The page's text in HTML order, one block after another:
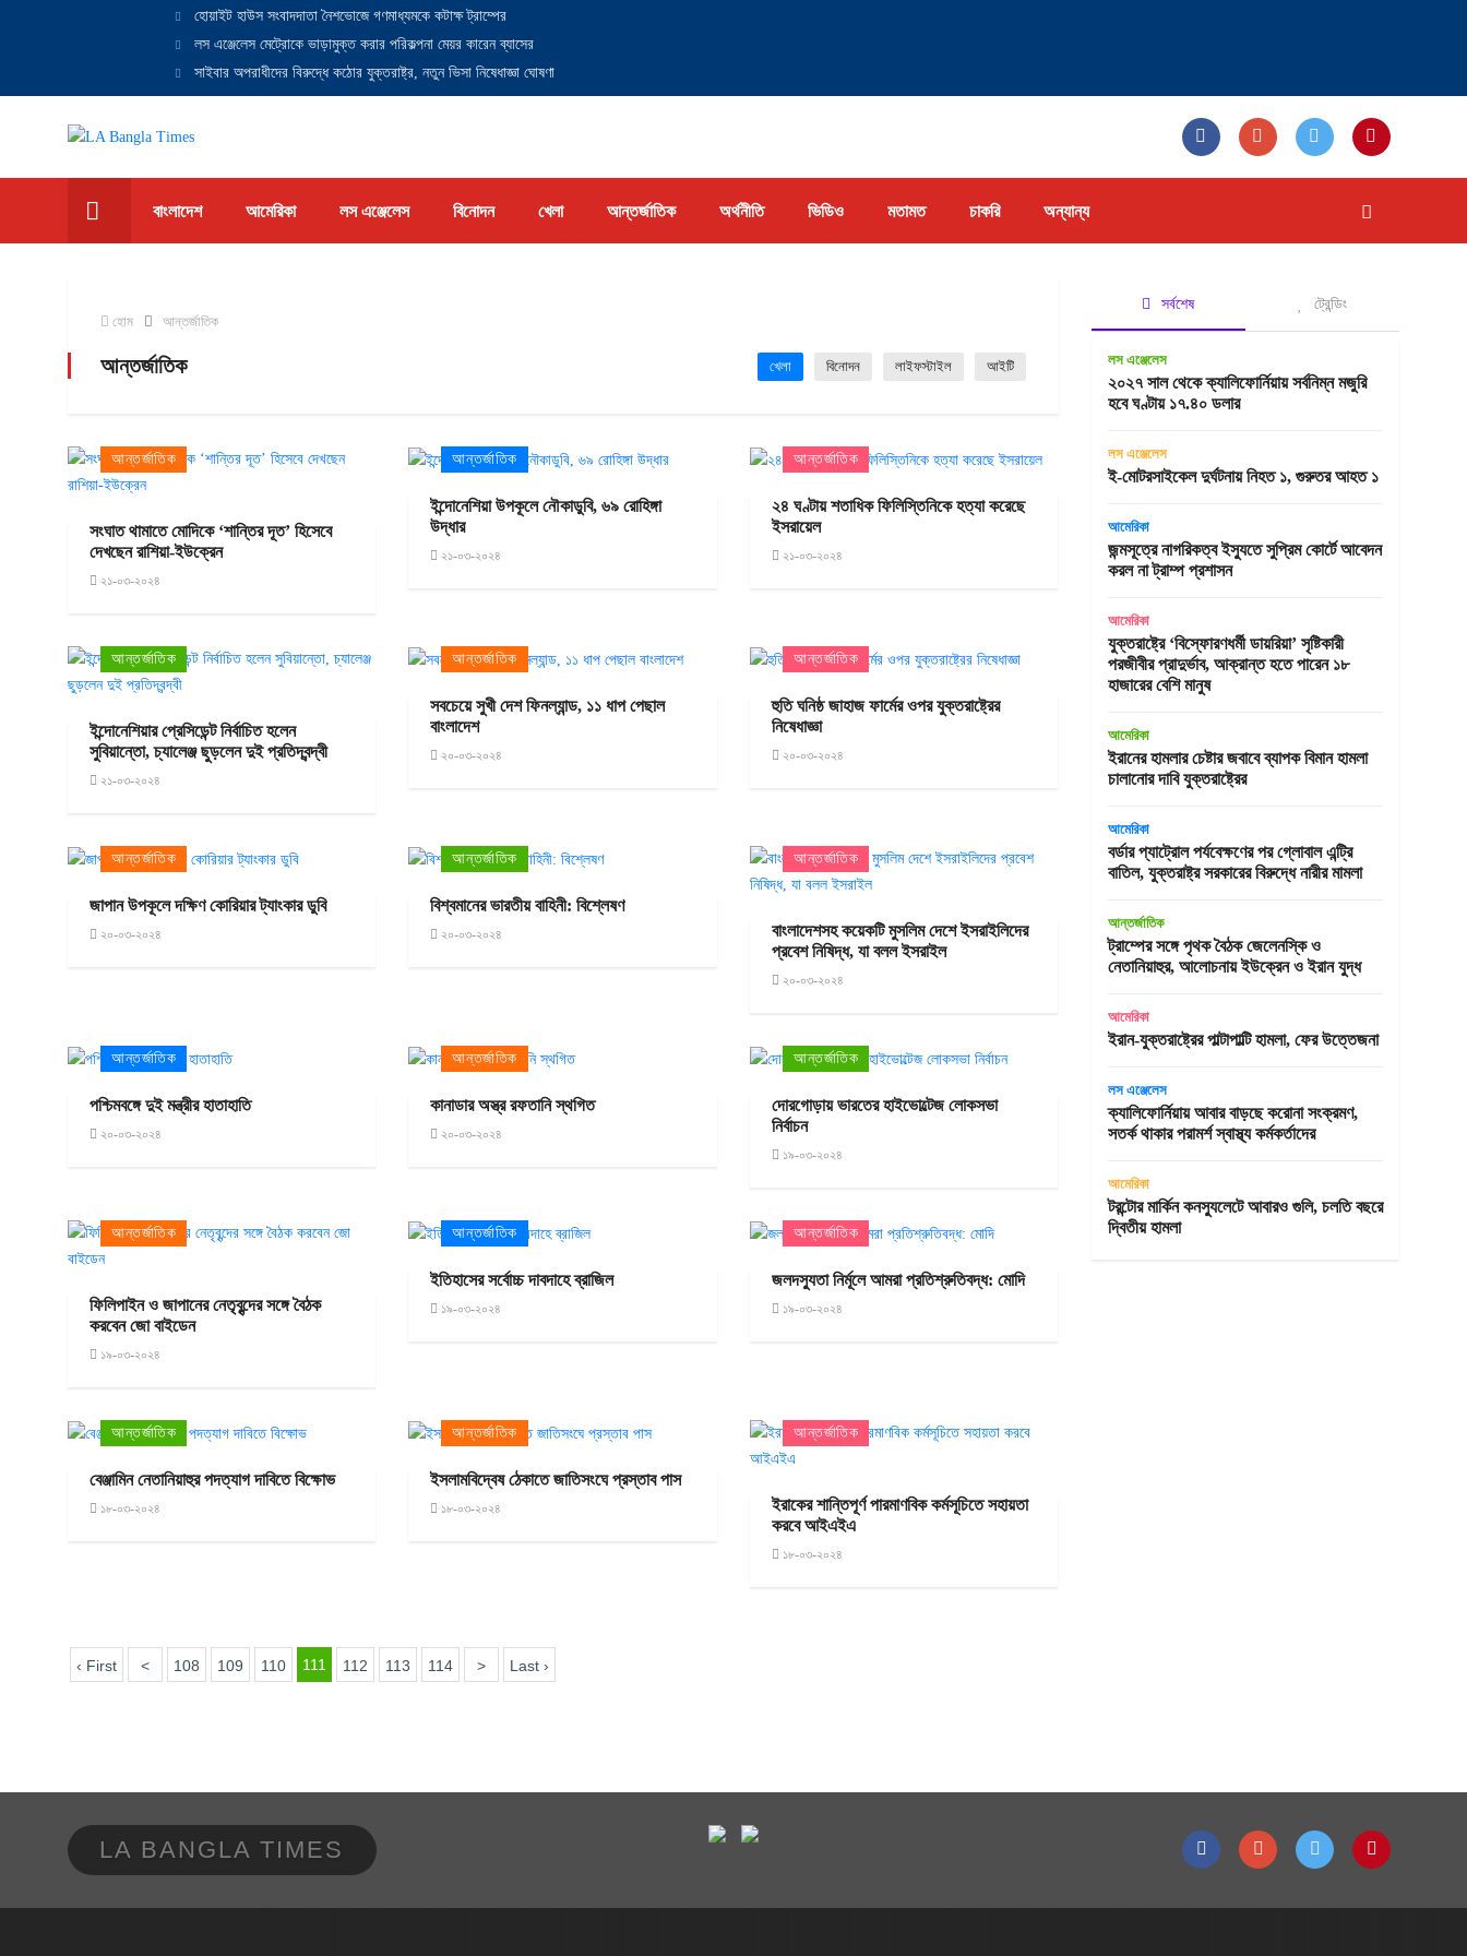
হোয়াইট হাউস সংবাদদাতা নৈশভোজে গণমাধ্যমকে কটাক্ষ ট্রাম্পের
লস এঞ্জেলেস মেট্রোকে ভাড়ামুক্ত করার পরিকল্পনা মেয়র কারেন ব্যাসের
সাইবার অপরাধীদের বিরুদ্ধে কঠোর যুক্তরাষ্ট্র, নতুন ভিসা নিষেধাজ্ঞা ঘোষণা
বাংলাদেশ আমেরিকা লস এঞ্জেলেস বিনোদন খেলা আন্তর্জাতিক অর্থনীতি ভিডিও মতামত চাকরি অন্যান্য
হোম আন্তর্জাতিক
আন্তর্জাতিক খেলা বিনোদন লাইফস্টাইল আইটি
আন্তর্জাতিক
সংঘাত থামাতে মোদিকে ‘শান্তির দূত’ হিসেবে
দেখছেন রাশিয়া-ইউক্রেন
২১-০৩-২০২৪
আন্তর্জাতিক
ইন্দোনেশিয়া উপকূলে নৌকাডুবি, ৬৯ রোহিঙ্গা
উদ্ধার
২১-০৩-২০২৪
আন্তর্জাতিক
২৪ ঘণ্টায় শতাধিক ফিলিস্তিনিকে হত্যা করেছে
ইসরায়েল
২১-০৩-২০২৪
আন্তর্জাতিক
ইন্দোনেশিয়ার প্রেসিডেন্ট নির্বাচিত হলেন
সুবিয়ান্তো, চ্যালেঞ্জ ছুড়লেন দুই প্রতিদ্বন্দ্বী
২১-০৩-২০২৪
আন্তর্জাতিক
সবচেয়ে সুখী দেশ ফিনল্যান্ড, ১১ ধাপ পেছাল
বাংলাদেশ
২০-০৩-২০২৪
আন্তর্জাতিক
হুতি ঘনিষ্ঠ জাহাজ ফার্মের ওপর যুক্তরাষ্ট্রের
নিষেধাজ্ঞা
২০-০৩-২০২৪
আন্তর্জাতিক
জাপান উপকূলে দক্ষিণ কোরিয়ার ট্যাংকার ডুবি
২০-০৩-২০২৪
আন্তর্জাতিক
বিশ্বমানের ভারতীয় বাহিনী: বিশ্লেষণ
২০-০৩-২০২৪
আন্তর্জাতিক
বাংলাদেশসহ কয়েকটি মুসলিম দেশে ইসরাইলিদের
প্রবেশ নিষিদ্ধ, যা বলল ইসরাইল
২০-০৩-২০২৪
আন্তর্জাতিক
পশ্চিমবঙ্গে দুই মন্ত্রীর হাতাহাতি
২০-০৩-২০২৪
আন্তর্জাতিক
কানাডার অস্ত্র রফতানি স্থগিত
২০-০৩-২০২৪
আন্তর্জাতিক
দোরগোড়ায় ভারতের হাইভোল্টেজ লোকসভা
নির্বাচন
১৯-০৩-২০২৪
আন্তর্জাতিক
ফিলিপাইন ও জাপানের নেতৃবৃন্দের সঙ্গে বৈঠক
করবেন জো বাইডেন
১৯-০৩-২০২৪
আন্তর্জাতিক
ইতিহাসের সর্বোচ্চ দাবদাহে ব্রাজিল
১৯-০৩-২০২৪
আন্তর্জাতিক
জলদস্যুতা নির্মূলে আমরা প্রতিশ্রুতিবদ্ধ: মোদি
১৯-০৩-২০২৪
আন্তর্জাতিক
বেঞ্জামিন নেতানিয়াহুর পদত্যাগ দাবিতে বিক্ষোভ
১৮-০৩-২০২৪
আন্তর্জাতিক
ইসলামবিদ্বেষ ঠেকাতে জাতিসংঘে প্রস্তাব পাস
১৮-০৩-২০২৪
আন্তর্জাতিক
ইরাকের শান্তিপূর্ণ পারমাণবিক কর্মসূচিতে সহায়তা
করবে আইএইএ
১৮-০৩-২০২৪
‹ First < 108 109 110 111 112 113 114 > Last ›
সর্বশেষ ট্রেন্ডিং
লস এঞ্জেলেস
২০২৭ সাল থেকে ক্যালিফোর্নিয়ায় সর্বনিম্ন মজুরি
হবে ঘণ্টায় ১৭.৪০ ডলার
লস এঞ্জেলেস
ই-মোটরসাইকেল দুর্ঘটনায় নিহত ১, গুরুতর আহত ১
আমেরিকা
জন্মসূত্রে নাগরিকত্ব ইস্যুতে সুপ্রিম কোর্টে আবেদন
করল না ট্রাম্প প্রশাসন
আমেরিকা
যুক্তরাষ্ট্রে ‘বিস্ফোরণধর্মী ডায়রিয়া’ সৃষ্টিকারী
পরজীবীর প্রাদুর্ভাব, আক্রান্ত হতে পারেন ১৮
হাজারের বেশি মানুষ
আমেরিকা
ইরানের হামলার চেষ্টার জবাবে ব্যাপক বিমান হামলা
চালানোর দাবি যুক্তরাষ্ট্রের
আমেরিকা
বর্ডার প্যাট্রোল পর্যবেক্ষণের পর গ্লোবাল এন্ট্রি
বাতিল, যুক্তরাষ্ট্র সরকারের বিরুদ্ধে নারীর মামলা
আন্তর্জাতিক
ট্রাম্পের সঙ্গে পৃথক বৈঠক জেলেনস্কি ও
নেতানিয়াহুর, আলোচনায় ইউক্রেন ও ইরান যুদ্ধ
আমেরিকা
ইরান-যুক্তরাষ্ট্রের পাল্টাপাল্টি হামলা, ফের উত্তেজনা
লস এঞ্জেলেস
ক্যালিফোর্নিয়ায় আবার বাড়ছে করোনা সংক্রমণ,
সতর্ক থাকার পরামর্শ স্বাস্থ্য কর্মকর্তাদের
আমেরিকা
টরন্টোর মার্কিন কনস্যুলেটে আবারও গুলি, চলতি বছরে
দ্বিতীয় হামলা
LA BANGLA TIMES